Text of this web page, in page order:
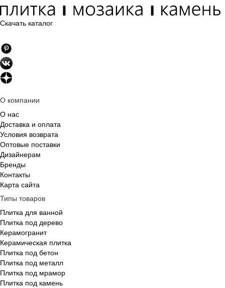
Скачать каталог
О компании
О нас
Доставка и оплата
Условия возврата
Оптовые поставки
Дизайнерам
Бренды
Контакты
Карта сайта
Типы товаров
Плитка для ванной
Плитка под дерево
Керамогранит
Керамическая плитка
Плитка под бетон
Плитка под металл
Плитка под мрамор
Плитка под камень